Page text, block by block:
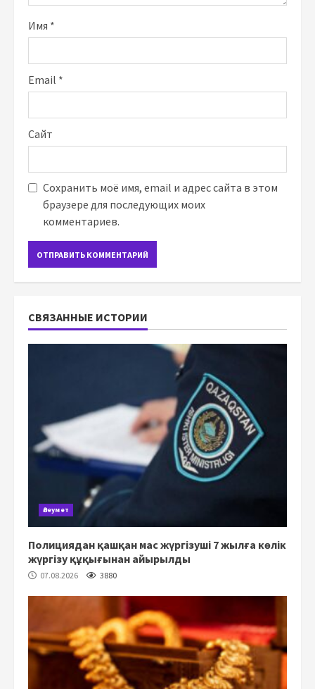
Имя *
Email *
Сайт
Сохранить моё имя, email и адрес сайта в этом
браузере для последующих моих
комментариев.
СВЯЗАННЫЕ ИСТОРИИ
Әлеумет
Полициядан қашқан мас жүргізуші 7 жылға көлік
жүргізу құқығынан айырылды
07.08.2026 3880